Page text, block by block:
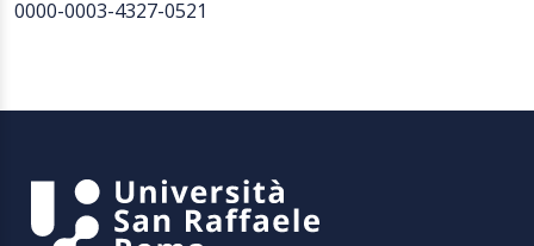
0000-0003-4327-0521